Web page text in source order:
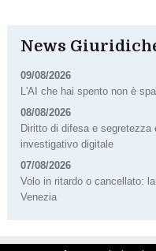
News
09/08/2026
L'AI che hai spento non è
08/08/2026
Diritto di difesa e
investigativo digitale
07/08/2026
Volo in ritardo o cancellato:
Venezia